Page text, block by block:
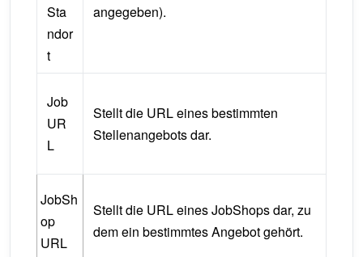
Sta
ndor
t
angegeben).
Job
UR
L
Stellt die URL eines bestimmten
Stellenangebots dar.
JobSh
op
URL
Stellt die URL eines JobShops dar, zu
dem ein bestimmtes Angebot gehört.